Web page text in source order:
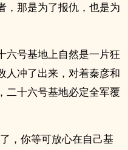
，那是为了报仇，也是为
六号基地上自然是一片狂
人冲了出来，对着秦彦和
二十六号基地必定全军覆
，你等可放心在自己基